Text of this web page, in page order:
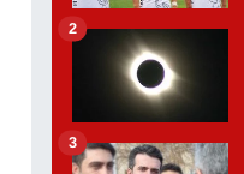
2
3